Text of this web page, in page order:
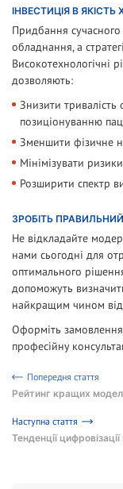
ІНВЕСТИЦІЯ В ЯКІСТЬ
Придбання
обладнання, а
Високотехнологічні
дозволяють:
Знизити
позиціонуванню
Зменшити фізичне
Мінімізувати
Розширити спектр
ЗРОБІТЬ ПРАВИЛЬНИЙ
Не відкладайте
нами сьогодні для
оптимального
допоможуть
найкращим чином
Оформіть
професійну
Попередня стаття
Рейтинг кращих
Наступна стаття
Тенденції